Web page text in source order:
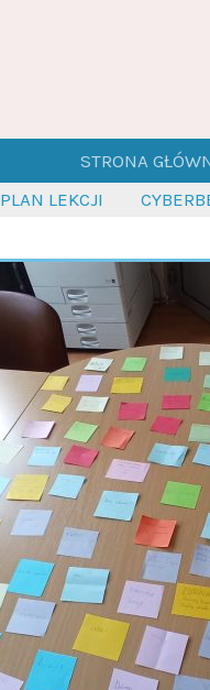
STRONA
PLAN LEKCJI